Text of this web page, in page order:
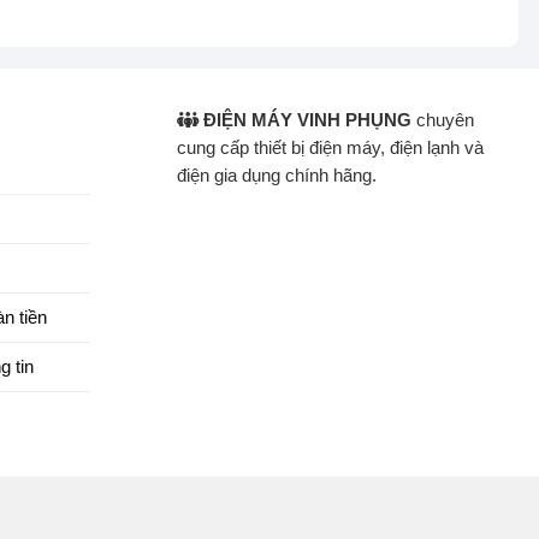
tiền
tin
ĐIỆN MÁY VINH PHỤNG chuyên
cung cấp thiết bị điện máy, điện lạnh và
điện gia dụng chính hãng.